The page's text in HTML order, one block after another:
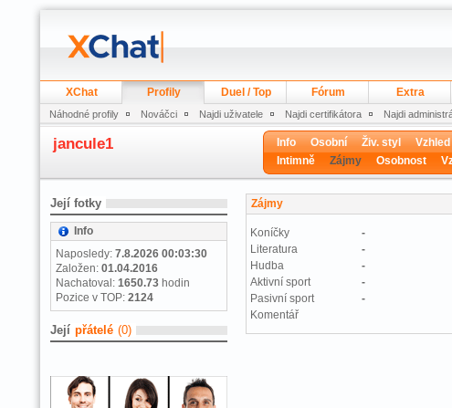
XChat Profily Duel / Top Fórum Extra
Náhodné profily Nováčci Najdi uživatele Najdi certifikátora Najdi
jancule1 Info Osobní Živ. styl Vzhled
Intimně
Zájmy Osobnost
Její fotky
Info
Naposledy: 7.8.2026 00:03:30
Založen: 01.04.2016
Nachatoval: 1650.73 hodin
Pozice v TOP: 2124
Její přátelé (0)
Zájmy
Koníčky
-
Literatura
-
Hudba
-
Aktivní sport
-
Pasivní sport
-
Komentář